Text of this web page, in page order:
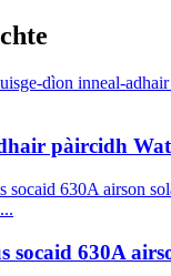
pàircidh
socaid 630A